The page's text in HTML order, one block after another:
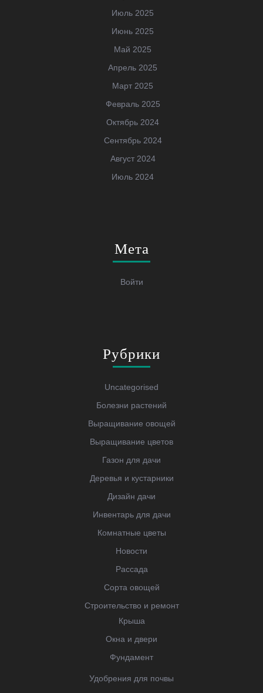
Июль 2025
Июнь 2025
Май 2025
Апрель 2025
Март 2025
Февраль 2025
Октябрь 2024
Сентябрь 2024
Август 2024
Июль 2024
Мета
Войти
Рубрики
Uncategorised
Болезни растений
Выращивание овощей
Выращивание цветов
Газон для дачи
Деревья и кустарники
Дизайн дачи
Инвентарь для дачи
Комнатные цветы
Новости
Рассада
Сорта овощей
Строительство и ремонт
Крыша
Окна и двери
Фундамент
Удобрения для почвы